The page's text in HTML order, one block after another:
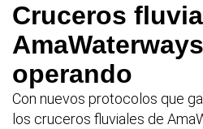
Cruceros
operando
Con nuevos protocolos que
los cruceros fluviales de